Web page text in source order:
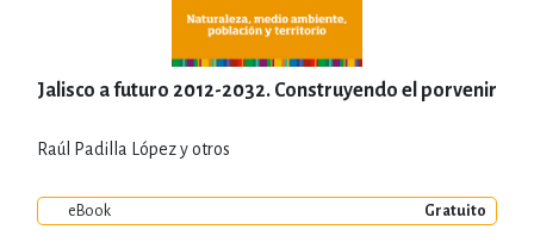
Jalisco a futuro 2012-2032. Construyendo el porvenir
Raúl Padilla López y otros
eBook Gratuito